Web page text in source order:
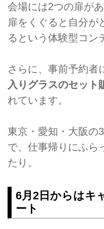
会場には2つの扉が
扉をくぐると自分が
るという体験型コン
さらに、事前予約者
入りグラスのセット
れています。
東京・愛知・大阪の
で、仕事帰りにふら
たり。
6月2日からはキ
ート